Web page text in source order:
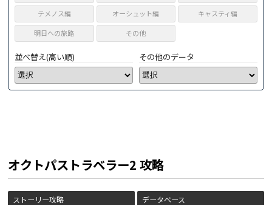
テメノス編
オーシュット編
キャスティ編
明日への旅路
その他
並べ替え(高い順) その他のデータ
オクトパストラベラー2 攻略
ストーリー攻略 データベース